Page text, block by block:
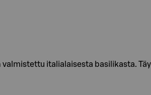
valmistettu italialaisesta basilikasta.